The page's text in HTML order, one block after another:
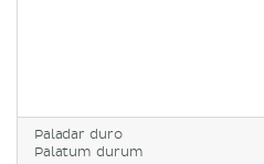
Paladar duro
Palatum durum